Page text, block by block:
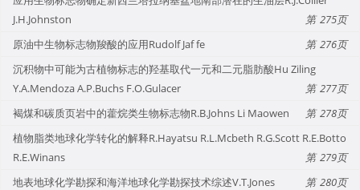
J.H.Johnston
275
原油中生物标志物羧酸的应用Rudolf Jaf fe
276
沉积物中可能为古植物标志的羟基取代一元和二元脂肪酸Hu Ziling
Y.A.Mendoza A.P.Buchs F.O.Gulacer
277
褐煤和碳质页岩中的藿烷类生物标志物R.B.Johns Li Maowen
278
植物脂类地球化学转化的解释R.Hayatsu R.L.Mcbeth R.G.Scott R.E.Botto
R.E.Winans
279
地表地球化学勘探和海洋地球化学勘探技术综述V.T.Jones
280